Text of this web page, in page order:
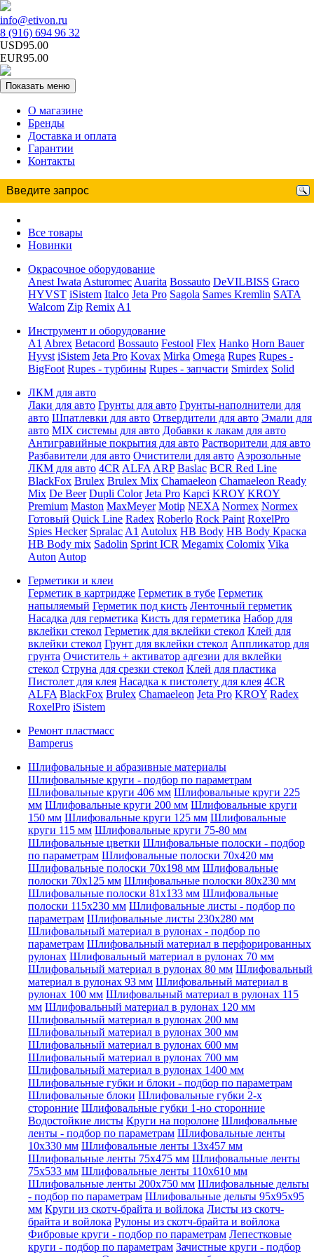
info@etivon.ru
8 (916) 694 96 32
USD95.00
EUR95.00
Показать меню
О магазине
Бренды
Доставка и оплата
Гарантии
Контакты
Все товары
Новинки
Окрасочное оборудование
Anest Iwata Asturomec Auarita Bossauto DeVILBISS Graco
HYVST iSistem Italco Jeta Pro Sagola Sames Kremlin SATA
Walcom Zip Remix A1
Инструмент и оборудование
A1 Abrex Betacord Bossauto Festool Flex Hanko Horn Bauer
Hyvst iSistem Jeta Pro Kovax Mirka Omega Rupes Rupes -
BigFoot Rupes - турбины Rupes - запчасти Smirdex Solid
ЛКМ для авто
Лаки для авто Грунты для авто Грунты-наполнители для
авто Шпатлевки для авто Отвердители для авто Эмали для
авто MIX системы для авто Добавки к лакам для авто
Антигравийные покрытия для авто Растворители для авто
Разбавители для авто Очистители для авто Аэрозольные
ЛКМ для авто 4CR ALFA ARP Baslac BCR Red Line
BlackFox Brulex Brulex Mix Chamaeleon Chamaeleon Ready
Mix De Beer Dupli Color Jeta Pro Kapci KROY KROY
Premium Maston MaxMeyer Motip NEXA Normex Normex
Готовый Quick Line Radex Roberlo Rock Paint RoxelPro
Spies Hecker Spralac A1 Autolux HB Body HB Body Краска
HB Body mix Sadolin Sprint ICR Megamix Colomix Vika
Auton Autop
Герметики и клеи
Герметик в картридже Герметик в тубе Герметик
напыляемый Герметик под кисть Ленточный герметик
Насадка для герметика Кисть для герметика Набор для
вклейки стекол Герметик для вклейки стекол Клей для
вклейки стекол Грунт для вклейки стекол Аппликатор для
грунта Очиститель + активатор адгезии для вклейки
стекол Струна для срезки стекол Клей для пластика
Пистолет для клея Насадка к пистолету для клея 4CR
ALFA BlackFox Brulex Chamaeleon Jeta Pro KROY Radex
RoxelPro iSistem
Ремонт пластмасс
Bamperus
Шлифовальные и абразивные материалы
Шлифовальные круги - подбор по параметрам
Шлифовальные круги 406 мм Шлифовальные круги 225
мм Шлифовальные круги 200 мм Шлифовальные круги
150 мм Шлифовальные круги 125 мм Шлифовальные
круги 115 мм Шлифовальные круги 75-80 мм
Шлифовальные цветки Шлифовальные полоски - подбор
по параметрам Шлифовальные полоски 70x420 мм
Шлифовальные полоски 70x198 мм Шлифовальные
полоски 70x125 мм Шлифовальные полоски 80x230 мм
Шлифовальные полоски 81x133 мм Шлифовальные
полоски 115x230 мм Шлифовальные листы - подбор по
параметрам Шлифовальные листы 230x280 мм
Шлифовальный материал в рулонах - подбор по
параметрам Шлифовальный материал в перфорированных
рулонах Шлифовальный материал в рулонах 70 мм
Шлифовальный материал в рулонах 80 мм Шлифовальный
материал в рулонах 93 мм Шлифовальный материал в
рулонах 100 мм Шлифовальный материал в рулонах 115
мм Шлифовальный материал в рулонах 120 мм
Шлифовальный материал в рулонах 200 мм
Шлифовальный материал в рулонах 300 мм
Шлифовальный материал в рулонах 600 мм
Шлифовальный материал в рулонах 700 мм
Шлифовальный материал в рулонах 1400 мм
Шлифовальные губки и блоки - подбор по параметрам
Шлифовальные блоки Шлифовальные губки 2-х
сторонние Шлифовальные губки 1-но сторонние
Водостойкие листы Круги на поролоне Шлифовальные
ленты - подбор по параметрам Шлифовальные ленты
10x330 мм Шлифовальные ленты 13x457 мм
Шлифовальные ленты 75x475 мм Шлифовальные ленты
75x533 мм Шлифовальные ленты 110x610 мм
Шлифовальные ленты 200x750 мм Шлифовальные дельты
- подбор по параметрам Шлифовальные дельты 95x95x95
мм Круги из скотч-брайта и войлока Листы из скотч-
брайта и войлока Рулоны из скотч-брайта и войлока
Фибровые круги - подбор по параметрам Лепестковые
круги - подбор по параметрам Зачистные круги - подбор